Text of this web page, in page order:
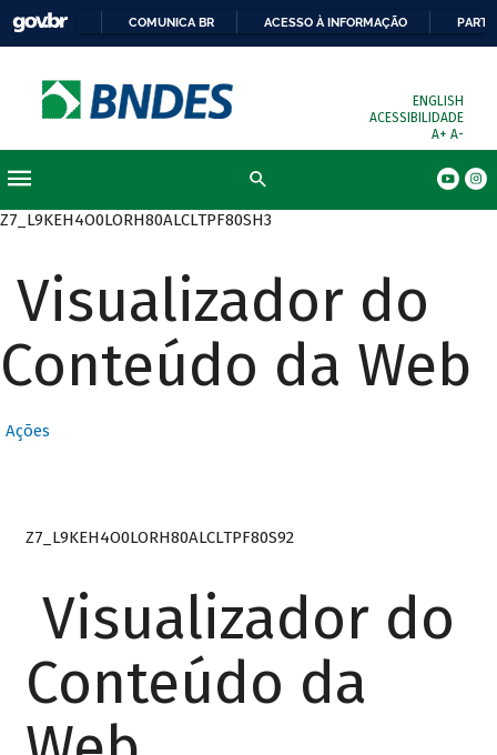
COMUNICA BR ACESSO À INFORMAÇÃO
ENGLISH
ACESSIBILIDADE
A+ A-
Z7_L9KEH4O0LORH80ALCLTPF80SH3
Visualizador do
Conteúdo da Web
Ações
Z7_L9KEH4O0LORH80ALCLTPF80S92
Visualizador do
Conteúdo da